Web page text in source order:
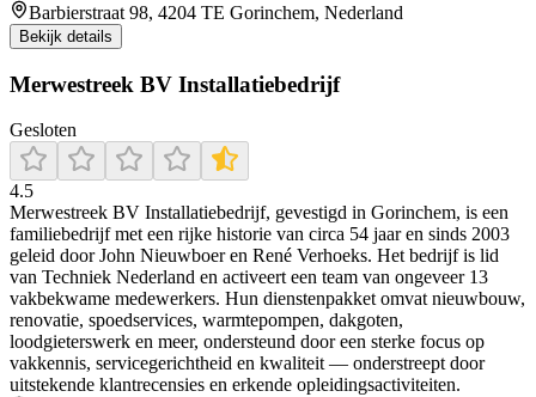
Barbierstraat 98, 4204 TE Gorinchem, Nederland
Bekijk details
Merwestreek BV Installatiebedrijf
Gesloten
4.5
Merwestreek BV Installatiebedrijf, gevestigd in Gorinchem, is een
familiebedrijf met een rijke historie van circa 54 jaar en sinds 2003
geleid door John Nieuwboer en René Verhoeks. Het bedrijf is lid
van Techniek Nederland en activeert een team van ongeveer 13
vakbekwame medewerkers. Hun dienstenpakket omvat nieuwbouw,
renovatie, spoedservices, warmtepompen, dakgoten,
loodgieterswerk en meer, ondersteund door een sterke focus op
vakkennis, servicegerichtheid en kwaliteit — onderstreept door
uitstekende klantrecensies en erkende opleidingsactiviteiten.